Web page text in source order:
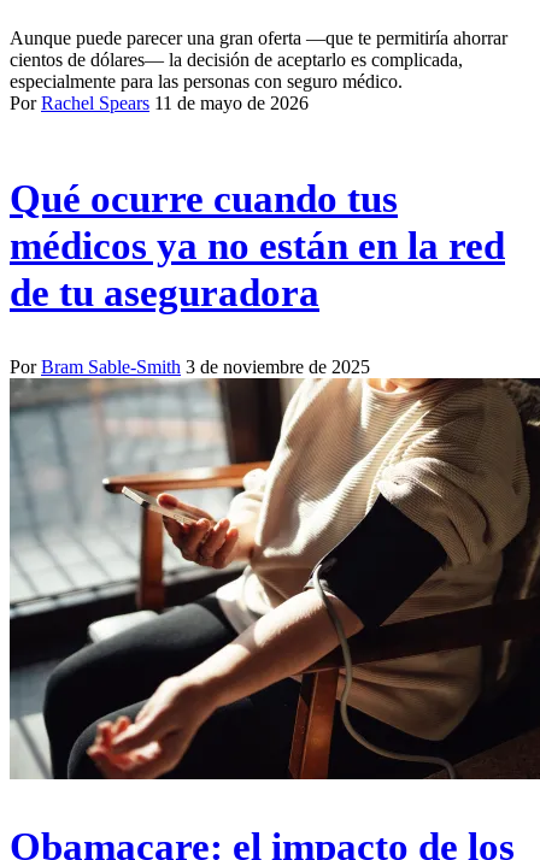
Aunque puede parecer una gran oferta —que te permitiría ahorrar
cientos de dólares— la decisión de aceptarlo es complicada,
especialmente para las personas con seguro médico.
PorRachel Spears 11 de mayo de 2026
Qué ocurre cuando tus
médicos ya no están en la red
de tu aseguradora
PorBram Sable-Smith 3 de noviembre de 2025
Obamacare: el impacto de los